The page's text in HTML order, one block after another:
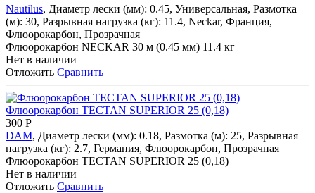
Nautilus, Диаметр лески (мм): 0.45, Универсальная, Размотка
(м): 30, Разрывная нагрузка (кг): 11.4, Neckar, Франция,
Флюорокарбон, Прозрачная
Флюорокарбон NECKAR 30 м (0.45 мм) 11.4 кг
Нет в наличии
Отложить Сравнить
Флюорокарбон TECTAN SUPERIOR 25 (0,18)
300 Р
DAM, Диаметр лески (мм): 0.18, Размотка (м): 25, Разрывная
нагрузка (кг): 2.7, Германия, Флюорокарбон, Прозрачная
Флюорокарбон TECTAN SUPERIOR 25 (0,18)
Нет в наличии
Отложить Сравнить